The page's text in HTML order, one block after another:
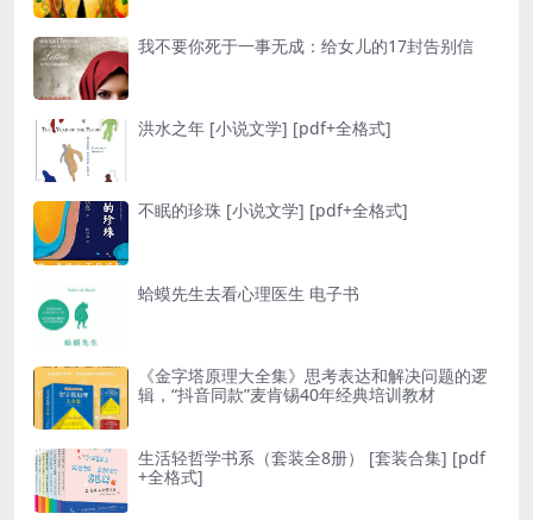
我不要你死于一事无成：给女儿的17封告别信
洪水之年 [ 小说文学] [pdf+全格式]
不眠的珍珠 [ 小说文学] [pdf+全格式]
蛤蟆先生去看心理医生 电子书
《金字塔原理大全集》思考表达和解决问题的逻
辑，“抖音同款”麦肯锡40年经典培训教材
生活轻哲学书系（套装全8册） [ 套装合集] [pdf
+全格式]